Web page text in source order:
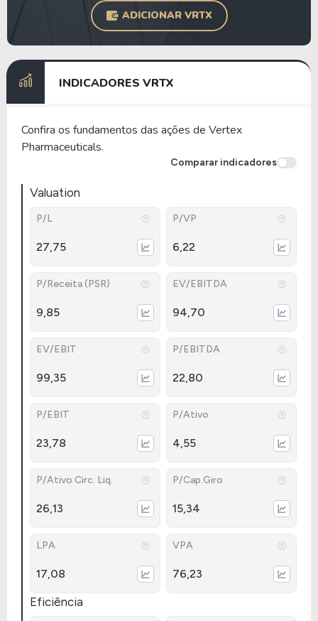
ADICIONAR VRTX
INDICADORES VRTX
Confira os fundamentos das ações de Vertex
Pharmaceuticals.
Comparar indicadores
Valuation
P/L
27,75
P/VP
6,22
P/Receita (PSR)
9,85
EV/EBITDA
94,70
EV/EBIT
99,35
P/EBITDA
22,80
P/EBIT
23,78
P/Ativo
4,55
P/Ativo Circ. Liq.
26,13
P/Cap.Giro
15,34
LPA
17,08
VPA
76,23
Eficiência